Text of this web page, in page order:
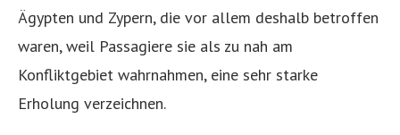
Ägypten und Zypern, die vor allem deshalb betroffen
waren, weil Passagiere sie als zu nah am
Konfliktgebiet wahrnahmen, eine sehr starke
Erholung verzeichnen.